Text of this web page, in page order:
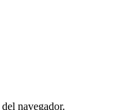
navegador.